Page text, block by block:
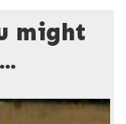
might